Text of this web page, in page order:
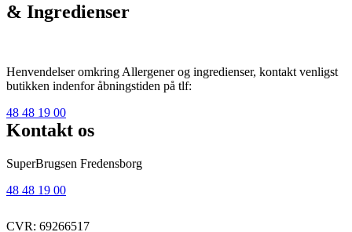
& Ingredienser
Henvendelser omkring Allergener og ingredienser, kontakt venligst
butikken indenfor åbningstiden på tlf:
48 48 19 00
Kontakt os
SuperBrugsen Fredensborg
48 48 19 00
CVR: 69266517